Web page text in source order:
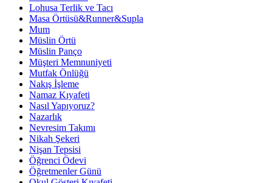
Lohusa Terlik ve Tacı
Masa Örtüsü&Runner&Supla
Mum
Müslin Örtü
Müslin Panço
Müşteri Memnuniyeti
Mutfak Önlüğü
Nakış İşleme
Namaz Kıyafeti
Nasıl Yapıyoruz?
Nazarlık
Nevresim Takımı
Nikah Şekeri
Nişan Tepsisi
Öğrenci Ödevi
Öğretmenler Günü